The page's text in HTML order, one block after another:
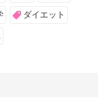
ダイエット